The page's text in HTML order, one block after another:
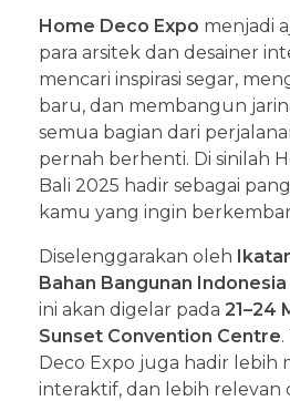
Home Deco Expo menjadi
para arsitek dan desainer
mencari inspirasi segar,
baru, dan membangun
semua bagian dari
pernah berhenti. Di sinilah
Bali 2025 hadir sebagai
kamu yang ingin
Diselenggarakan oleh
Bahan Bangunan Indonesia
ini akan digelar pada 21–24
Sunset Convention Centre
Deco Expo juga hadir lebih
interaktif, dan lebih relevan